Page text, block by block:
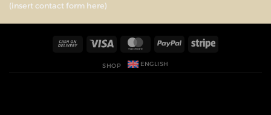
(insert contact form here)
SHOP ENGLISH